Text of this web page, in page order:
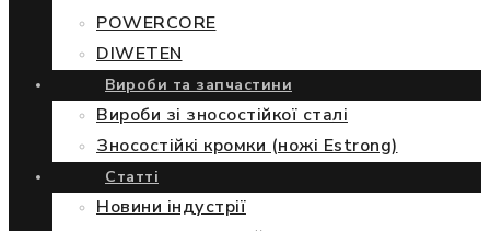
POWERCORE
DIWETEN
Вироби та запчастини
Вироби зі зносостійкої сталі
Зносостійкі кромки (ножі Estrong)
Статті
Новини індустрії